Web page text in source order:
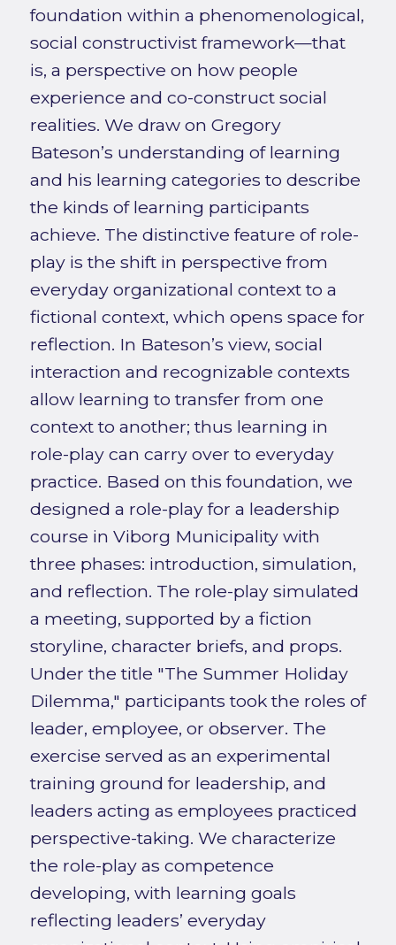
foundation within a phenomenological,
social constructivist framework—that
is, a perspective on how people
experience and co-construct social
realities. We draw on Gregory
Bateson’s understanding of learning
and his learning categories to describe
the kinds of learning participants
achieve. The distinctive feature of role-
play is the shift in perspective from
everyday organizational context to a
fictional context, which opens space for
reflection. In Bateson’s view, social
interaction and recognizable contexts
allow learning to transfer from one
context to another; thus learning in
role-play can carry over to everyday
practice. Based on this foundation, we
designed a role-play for a leadership
course in Viborg Municipality with
three phases: introduction, simulation,
and reflection. The role-play simulated
a meeting, supported by a fiction
storyline, character briefs, and props.
Under the title "The Summer Holiday
Dilemma," participants took the roles of
leader, employee, or observer. The
exercise served as an experimental
training ground for leadership, and
leaders acting as employees practiced
perspective-taking. We characterize
the role-play as competence
developing, with learning goals
reflecting leaders’ everyday